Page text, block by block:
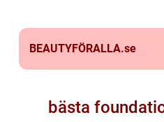
BEAUTYFÖRALLA.se
bästa